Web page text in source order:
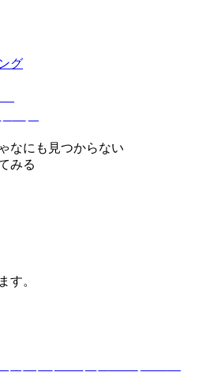
なにも見つからない
みる
す。